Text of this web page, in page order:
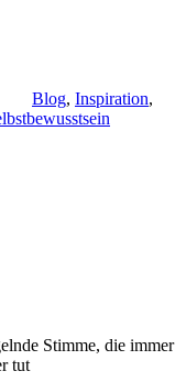
Blog, Inspiration,
Stimme, die immer
tut